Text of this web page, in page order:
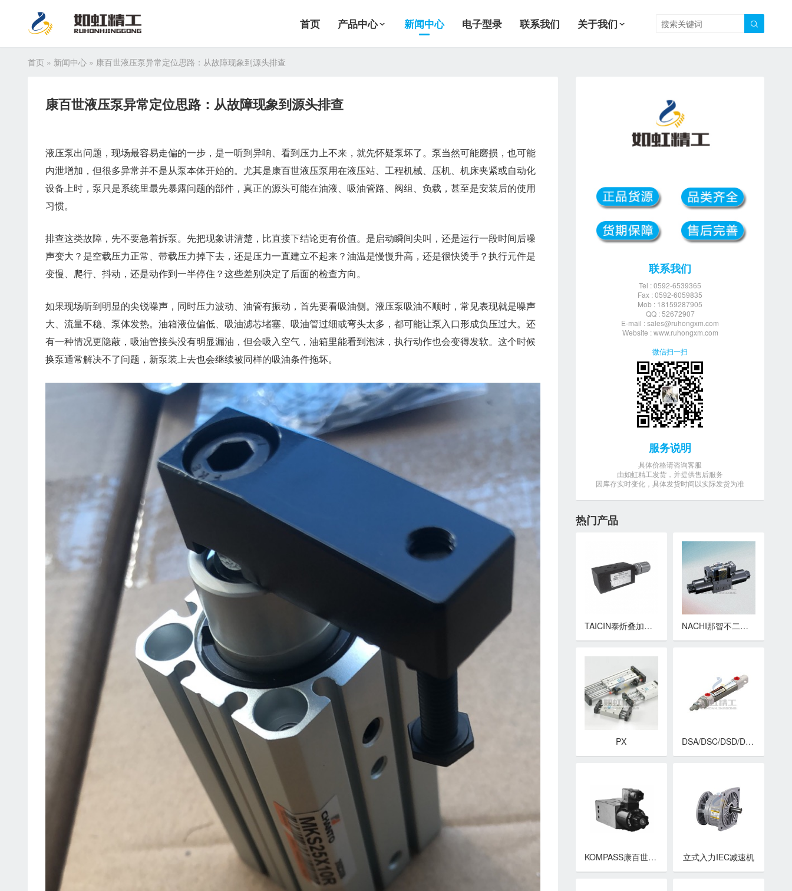

首页 产品中心 新闻中心 电子型录 联系我们 关于我们
首页 » 新闻中心 » 康百世液压泵异常定位思路：从故障现象到源头排查
康百世液压泵异常定位思路：从故障现象到源头排查
液压泵出问题，现场最容易走偏的一步，是一听到异响、看到压力上不来，就先怀疑泵坏了。泵当然可能磨损，也可能
内泄增加，但很多异常并不是从泵本体开始的。尤其是康百世液压泵用在液压站、工程机械、压机、机床夹紧或自动化
设备上时，泵只是系统里最先暴露问题的部件，真正的源头可能在油液、吸油管路、阀组、负载，甚至是安装后的使用
习惯。
排查这类故障，先不要急着拆泵。先把现象讲清楚，比直接下结论更有价值。是启动瞬间尖叫，还是运行一段时间后噪
声变大？是空载压力正常、带载压力掉下去，还是压力一直建立不起来？油温是慢慢升高，还是很快烫手？执行元件是
变慢、爬行、抖动，还是动作到一半停住？这些差别决定了后面的检查方向。
如果现场听到明显的尖锐噪声，同时压力波动、油管有振动，首先要看吸油侧。液压泵吸油不顺时，常见表现就是噪声
大、流量不稳、泵体发热。油箱液位偏低、吸油滤芯堵塞、吸油管过细或弯头太多，都可能让泵入口形成负压过大。还
有一种情况更隐蔽，吸油管接头没有明显漏油，但会吸入空气，油箱里能看到泡沫，执行动作也会变得发软。这个时候
换泵通常解决不了问题，新泵装上去也会继续被同样的吸油条件拖坏。
联系我们
Tel : 0592-6539365
Fax : 0592-6059835
Mob : 18159287905
QQ : 52672907
E-mail :sales@ruhongxm.com
Website : www.ruhongxm.com
微信扫一扫
服务说明
具体价格请咨询客服
由如虹精工发货，并提供售后服务
因库存实时变化，具体发货时间以实际发货为准
热门产品
TAICIN泰炘叠加阀 MT-02系列积层型流量控制阀 NACHI那智不二越电磁阀 SS-G01,G03系列 集中端子箱型 湿式电磁换向阀
PX DSA/DSC/DSD/DSAI/DSCI/DSAO/DSCO
KOMPASS康百世叠加阀 MSC-02,03系列叠加式电控单向阀 立式入力IEC减速机